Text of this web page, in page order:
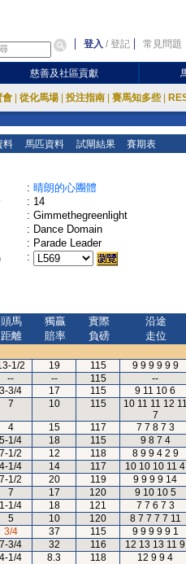
登入 /登記 常見問題
慈善及社區貢獻
會 從化馬場 投注指南 賽馬知多些
料 馬匹資料 試閘結果 賽期表
: 晴朗的心團體
: 14
: Gimmethegreenlight
: Dance Domain
: Parade Leader
:
頭馬
距離
獨贏
賠率
實際
負磅
沿途
走位
1/2 19 115 9 9 9 9 9 9
-- -- 115 --
3-3/4 17 115 9 11 10 6
7 10 115
10 11 11 12 11
7
4 15 117 7 7 8 7 3
5-1/4 18 115 9 8 7 4
7-1/2 12 118 8 9 9 4 2 9
4-1/4 14 117 10 10 10 11 4
7-1/2 20 119 9 9 9 9 14
7 17 120 9 10 10 5
1-1/4 18 121 7 7 6 7 3
5 10 120 8 7 7 7 7 11
3/4 37 115 9 9 9 9 9 1
7-3/4 32 116 12 13 13 11 9
4-1/4 8.3 118 12 9 9 4